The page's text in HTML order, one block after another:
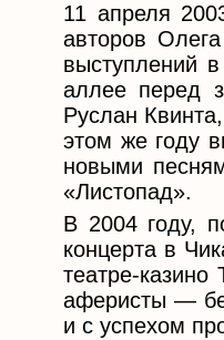
11 апреля
авторов
выступлений
аллее перед
Руслан
этом же году
новыми
«Листопад».
В 2004 году,
концерта в
театре-
аферисты —
и с успехом